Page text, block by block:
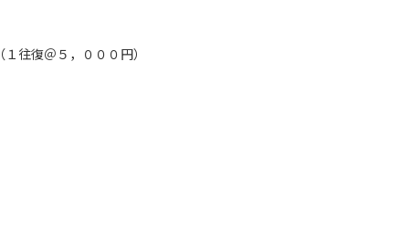
往復＠５，０００円）